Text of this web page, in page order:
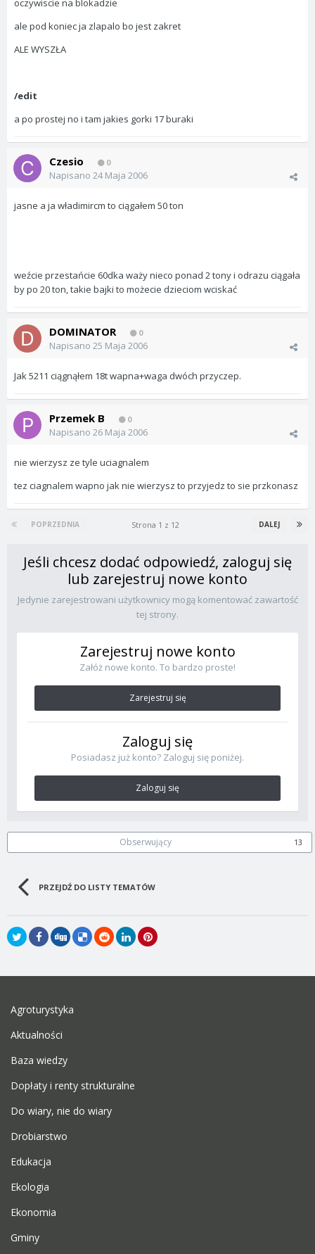
oczywiscie na blokadzie
ale pod koniec ja zlapalo bo jest zakret
ALE WYSZŁA
/edit
a po prostej no i tam jakies gorki 17 buraki
Czesio 0
Napisano 24 Maja 2006
jasne a ja władimircm to ciągałem 50 ton
weźcie przestańcie 60dka waży nieco ponad 2 tony i odrazu ciągała
by po 20 ton, takie bajki to możecie dzieciom wciskać
DOMINATOR 0
Napisano 25 Maja 2006
Jak 5211 ciągnąłem 18t wapna+waga dwóch przyczep.
Przemek B 0
Napisano 26 Maja 2006
nie wierzysz ze tyle uciagnalem
tez ciagnalem wapno jak nie wierzysz to przyjedz to sie przkonasz
POPRZEDNIA DALEJ
Strona 1 z 12
Jeśli chcesz dodać odpowiedź, zaloguj się
lub zarejestruj nowe konto
Jedynie zarejestrowani użytkownicy mogą komentować zawartość
tej strony.
Zarejestruj nowe konto
Załóż nowe konto. To bardzo proste!
Zarejestruj się
Zaloguj się
Posiadasz już konto? Zaloguj się poniżej.
Zaloguj się
Obserwujący 13
PRZEJDŹ DO LISTY TEMATÓW
Agroturystyka
Aktualności
Baza wiedzy
Dopłaty i renty strukturalne
Do wiary, nie do wiary
Drobiarstwo
Edukacja
Ekologia
Ekonomia
Gminy